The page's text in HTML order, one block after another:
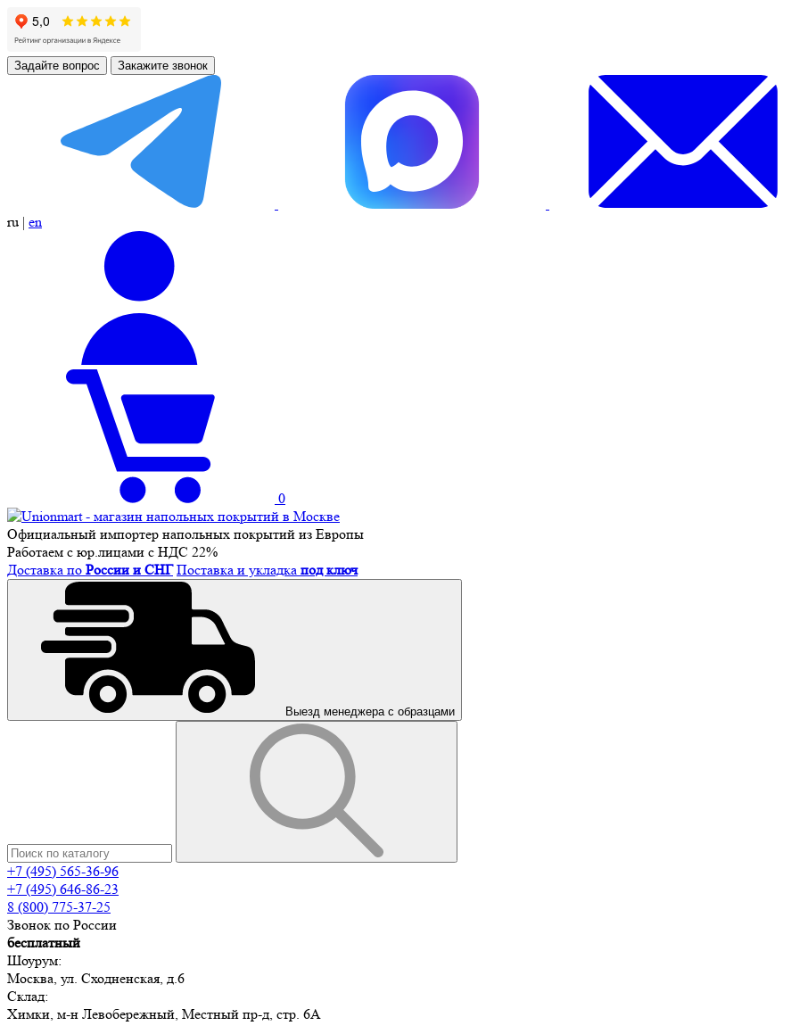
Задайте вопрос Закажите звонок
ru | en
0
Официальный импортер напольных покрытий из Европы
Работаем с юр.лицами с НДС 22%
Доставка по России и СНГ Поставка и укладка под ключ
Выезд менеджера с образцами
+7 (495) 565-36-96
+7 (495) 646-86-23
8 (800) 775-37-25
Звонок по России
бесплатный
Шоурум:
Москва, ул. Сходненская, д.6
Склад:
Химки, м-н Левобережный, Местный пр-д, стр. 6А